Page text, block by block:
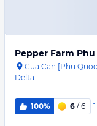
Pepper Farm
Cua Can [Phu
Delta
100% 6 / 6 1